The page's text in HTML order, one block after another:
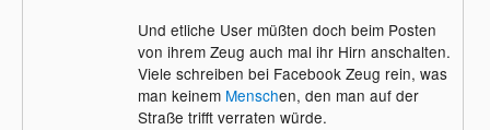
Und etliche User müßten doch beim Posten
von ihrem Zeug auch mal ihr Hirn anschalten.
Viele schreiben bei Facebook Zeug rein, was
man keinem Menschen, den man auf der
Straße trifft verraten würde.